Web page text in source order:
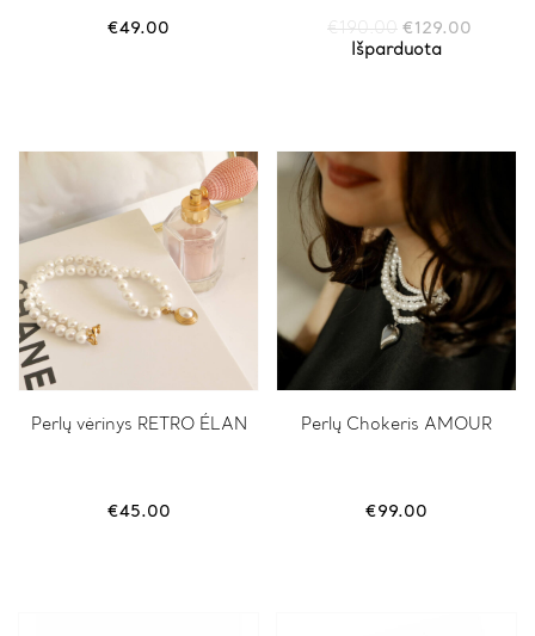
€49.00 €190.00 Original
price
€ 129.00
Išparduota
Perlų vėrinys RETRO ÉLAN
€45.00
Perlų Chokeris AMOUR
€99.00